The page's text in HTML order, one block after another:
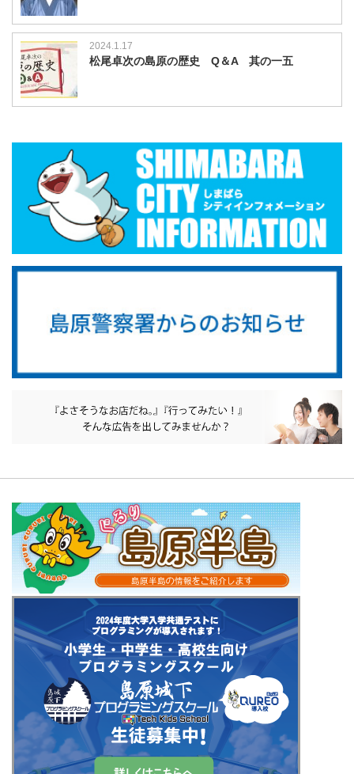
2024.1.17
松尾卓次の島原の歴史 Q＆A 其の一五